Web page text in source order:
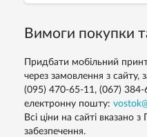
Вимоги покупки
Придбати мобільний
через замовлення з сайту,
(095) 470-65-11, (067) 384-
електронну пошту:
Всі ціни на сайті вказано
забезпечення.